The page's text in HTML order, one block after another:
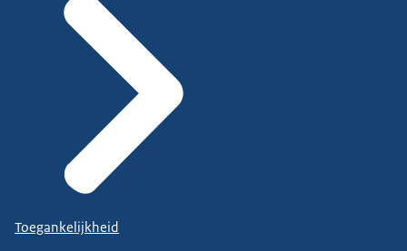
Toegankelijkheid